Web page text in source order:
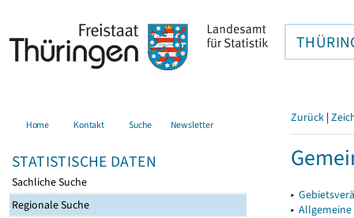
Home Kontakt Suche Newsletter
STATISTISCHE DATEN
Sachliche Suche
Regionale Suche
Zurück |
▸
▸